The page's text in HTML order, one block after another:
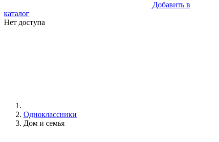
Добавить в
каталог
Нет доступа
Одноклассники
Дом и семья